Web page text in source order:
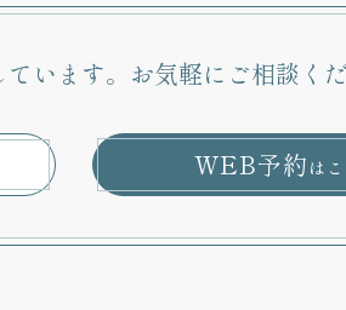
います。 お気軽にご相談くだ
WEB予約 は